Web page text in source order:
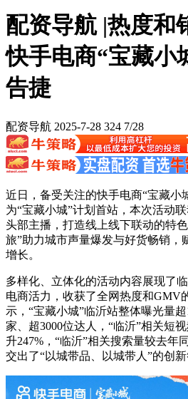
配资导航 |热度和
快手电商“宝藏小
告捷
配资导航 2025-7-28 324 7/28
近日，备受关注的快手电商“宝藏小
为“宝藏小城”计划首站，本次活动
头部主播，打造线上线下联动的特
旅”助力城市声量爆发与好货畅销，
增长。
多样化、立体化的活动内容展现了
电商活力，收获了全网热度和GMV
示，“宝藏小城”临沂站整体曝光量
家、超3000位达人，“临沂”相关短
升247%，“临沂”相关搜索量较去年
交出了“以城带品、以城带人”的创新